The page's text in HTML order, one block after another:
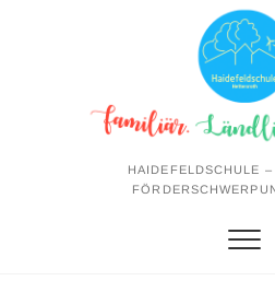
HAIDEFELDSCHULE